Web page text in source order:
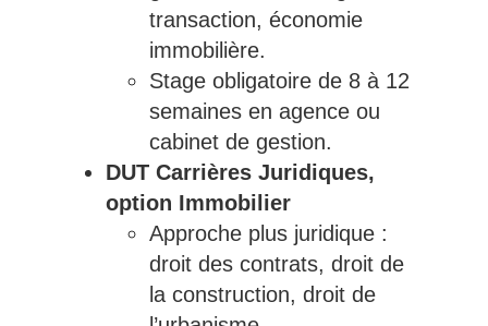
transaction, économie
immobilière.
Stage obligatoire de 8 à 12
semaines en agence ou
cabinet de gestion.
DUT Carrières Juridiques,
option Immobilier
Approche plus juridique :
droit des contrats, droit de
la construction, droit de